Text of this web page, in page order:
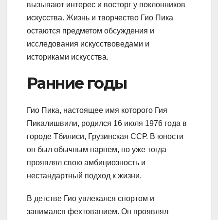
вызывают интерес и восторг у поклонников
искусства. Жизнь и творчество Гио Пика
остаются предметом обсуждения и
исследования искусствоведами и
историками искусства.
Ранние годы
Гио Пика, настоящее имя которого Гия
Пикалишвили, родился 16 июля 1976 года в
городе Тбилиси, Грузинская ССР. В юности
он был обычным парнем, но уже тогда
проявлял свою амбициозность и
нестандартный подход к жизни.
В детстве Гио увлекался спортом и
занимался фехтованием. Он проявлял